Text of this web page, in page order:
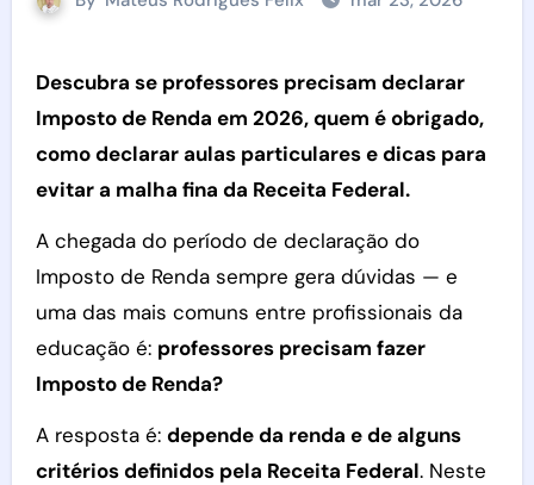
Descubra se professores precisam declarar
Imposto de Renda em 2026, quem é obrigado,
como declarar aulas particulares e dicas para
evitar a malha fina da Receita Federal.
A chegada do período de declaração do
Imposto de Renda sempre gera dúvidas — e
uma das mais comuns entre profissionais da
educação é: professores precisam fazer
Imposto de Renda?
A resposta é: depende da renda e de alguns
critérios definidos pela Receita Federal. Neste